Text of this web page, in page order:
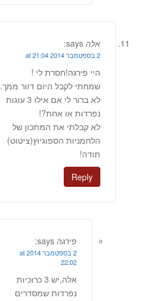
אלה says:
2 בספטמבר 2014 at 21:04
היי פירגה!חסרת לי !
שמחתי לקבל היום דוור ממך.
לא ברור לי אם אילו 3 עוגות
נפרדות או אחת?!
לא קבלתי את המתכון של
הלחמניות הספוגיוץ(ציטוט)
תודה!
Reply
פירגה says:
2 בספטמבר 2014 at
22:02
אלה,יש 3 כרוכיות
נפרדות שמסדרים